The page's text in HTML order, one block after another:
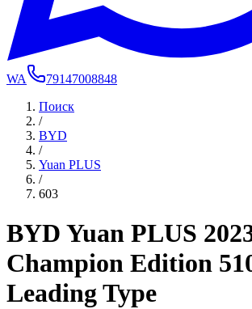
WA
79147008848
Поиск
/
BYD
/
Yuan PLUS
/
603
BYD Yuan PLUS
Champion Edition
Leading Type